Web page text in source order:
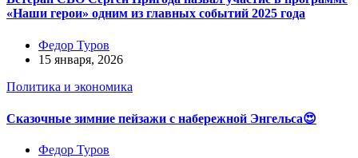
«Наши герои» одним из главных событий 2025 года
Федор Туров
15 января, 2026
Политика и экономика
Сказочные зимние пейзажи с набережной Энгельса😍
Федор Туров